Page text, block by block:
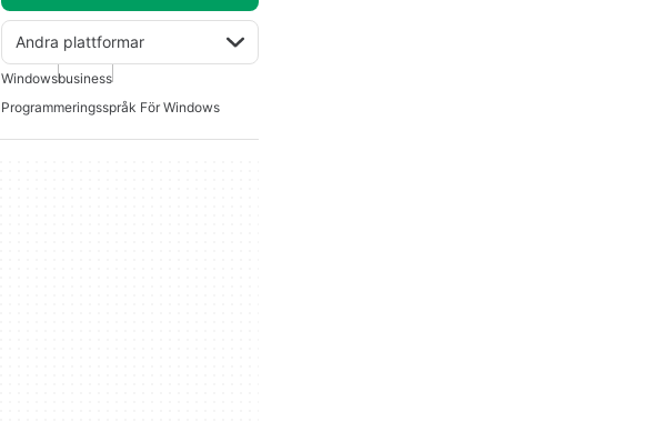
Andra plattformar
Windowsbusiness
Programmeringsspråk För Windows